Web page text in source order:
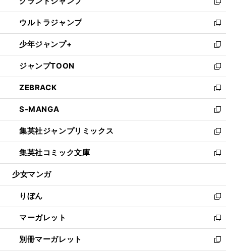
開
く
ウ
で
開
く
ィ
ン
ド
ウ
で
開
く
い
ウ
ィ
ン
ド
ウ
で
開
く
新
し
い
ウ
ィ
ン
ド
ウ
で
開
く
ウルトラジャンプ
新
し
い
ウ
ィ
ン
ド
ウ
で
開
く
少年ジャンプ+
新
し
い
ウ
ィ
ン
ド
ウ
で
開
く
ジャンプTOON
新
し
い
ウ
ィ
ン
ド
ウ
で
開
ZEBRACK
新
し
い
ウ
ィ
ン
ド
ウ
開
く
S-MANGA
新
し
い
ウ
ィ
ン
ウ
で
開
く
集英社ジャンプリミックス
新
し
い
ウ
ン
ド
ウ
で
開
く
集英社コミック文庫
新
し
ウ
ィ
ン
ド
ウ
で
開
少女マンガ
りぼん
新
し
い
ウ
ィ
マーガレット
新
し
い
別冊マーガレット
新